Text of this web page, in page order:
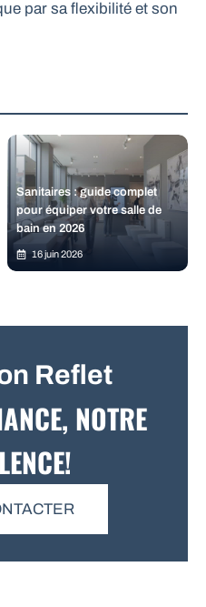
par sa flexibilité et son
Sanitaires : guide complet
pour équiper votre salle de
bain en 2026
16 juin 2026
Reflet
NOTRE